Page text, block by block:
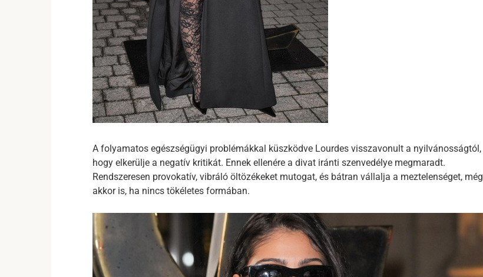
A folyamatos egészségügyi problémákkal küszködve Lourdes visszavonult a nyilvánosságtól,
hogy elkerülje a negatív kritikát. Ennek ellenére a divat iránti szenvedélye megmaradt.
Rendszeresen provokatív, vibráló öltözékeket mutogat, és bátran vállalja a meztelenséget, még
akkor is, ha nincs tökéletes formában.